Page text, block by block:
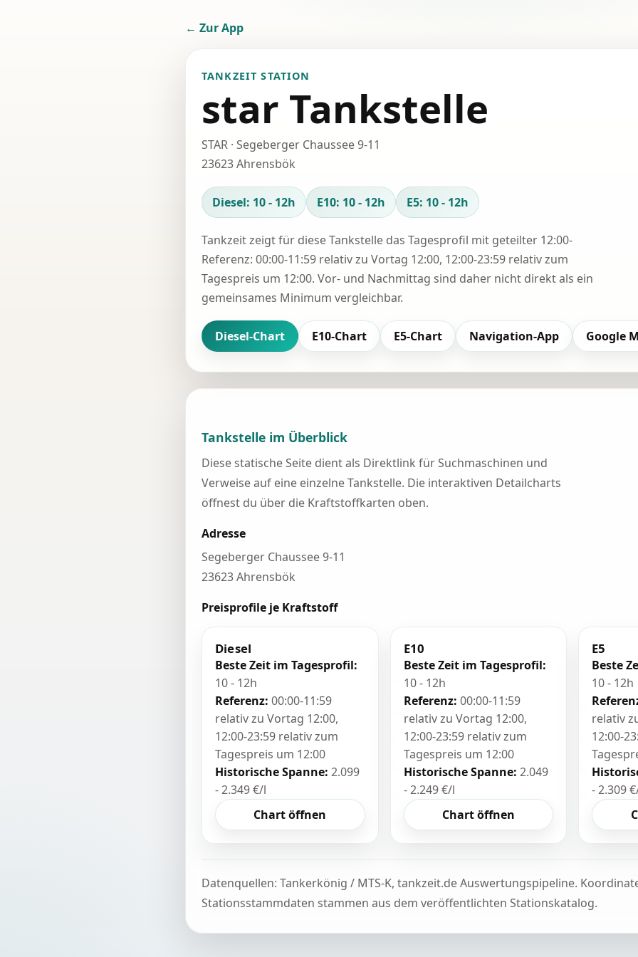
← Zur App
TANKZEIT STATION
star Tankstelle
STAR · Segeberger Chaussee 9-11
23623 Ahrensbök
Diesel: 10 - 12h E10: 10 - 12h E5: 10 - 12h
Tankzeit zeigt für diese Tankstelle das Tagesprofil mit geteilter 12:00-
Referenz: 00:00-11:59 relativ zu Vortag 12:00, 12:00-23:59 relativ zum
Tagespreis um 12:00. Vor- und Nachmittag sind daher nicht direkt als ein
gemeinsames Minimum vergleichbar.
Diesel-Chart E10-Chart E5-Chart Navigation-App Google
Tankstelle im Überblick
Diese statische Seite dient als Direktlink für Suchmaschinen und
Verweise auf eine einzelne Tankstelle. Die interaktiven Detailcharts
öffnest du über die Kraftstoffkarten oben.
Adresse
Segeberger Chaussee 9-11
23623 Ahrensbök
Preisprofile je Kraftstoff
Diesel
Beste Zeit im Tagesprofil:
10 - 12h
Referenz: 00:00-11:59
relativ zu Vortag 12:00,
12:00-23:59 relativ zum
Tagespreis um 12:00
Historische Spanne: 2.099
- 2.349 €/l
Chart öffnen
E10
Beste Zeit im Tagesprofil:
10 - 12h
Referenz: 00:00-11:59
relativ zu Vortag 12:00,
12:00-23:59 relativ zum
Tagespreis um 12:00
Historische Spanne: 2.049
- 2.249 €/l
Chart öffnen
E5
Beste
10 - 12h
relativ
12:00-
- 2.309
Datenquellen: Tankerkönig / MTS-K, tankzeit.de Auswertungspipeline.
Stationsstammdaten stammen aus dem veröffentlichten Stationskatalog.